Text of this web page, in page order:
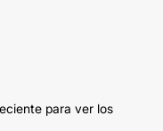
para ver los